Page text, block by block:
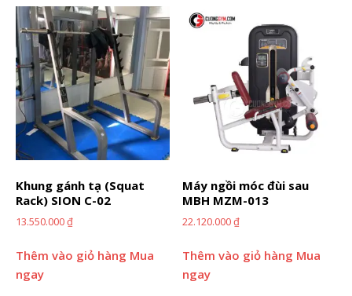
Khung gánh tạ (Squat
Rack) SION C-02
13.550.000₫
Thêm vào giỏ hàng Mua
ngay
Máy ngồi móc đùi sau
MBH MZM-013
22.120.000₫
Thêm vào giỏ hàng Mua
ngay